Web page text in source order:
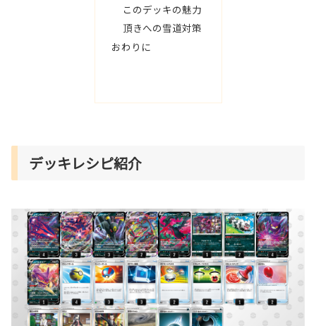
このデッキの魅力
頂きへの雪道対策
おわりに
デッキレシピ紹介